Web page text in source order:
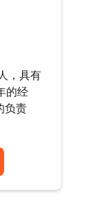
，具有
的经
负责